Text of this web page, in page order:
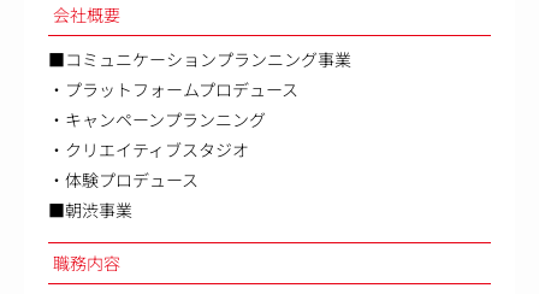
会社概要
■コミュニケーションプランニング事業
・プラットフォームプロデュース
・キャンペーンプランニング
・クリエイティブスタジオ
・体験プロデュース
■朝渋事業
職務内容